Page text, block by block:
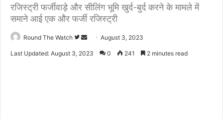
रजिस्ट्री फर्जीवाड़े और सीलिंग भूमि खुर्द-बुर्द करने के मामले में
समाने आई एक और फर्जी रजिस्ट्री
Round The Watch
Follow
SendAugust 3, 2023
Last Updated: August 3, 2023 0 241 2 minutes read